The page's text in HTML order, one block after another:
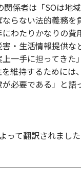
関係者は「SOは地
らない法的義務を
わたりかなりの費
・生活情報提供な
一手に担ってきた
維持するためには
必要である」と語
って翻訳されました